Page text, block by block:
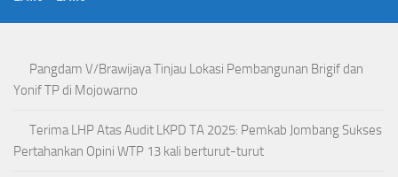
Pangdam V/Brawijaya Tinjau Lokasi Pembangunan Brigif dan
Yonif TP di Mojowarno
Terima LHP Atas Audit LKPD TA 2025: Pemkab Jombang Sukses
Pertahankan Opini WTP 13 kali berturut-turut